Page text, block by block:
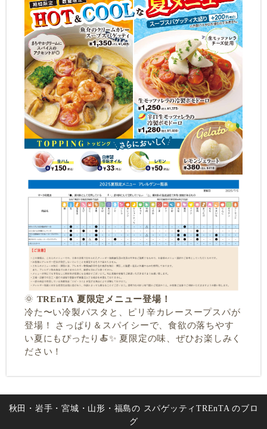
🌞 TREnTA 夏限定メニュー登場！
冷た〜い冷製パスタと、ピリ辛カレースープスパが
登場！ さっぱり＆スパイシーで、食欲の落ちやす
い夏にもぴったり🍝✨ 夏限定の味、ぜひお楽しみく
ださい！
秋田・岩手・宮城・山形・福島の スパゲッティTREnTA のブロ
グ